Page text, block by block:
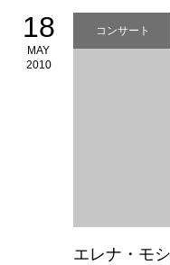
18
MAY
2010
コンサート
エレナ・モ